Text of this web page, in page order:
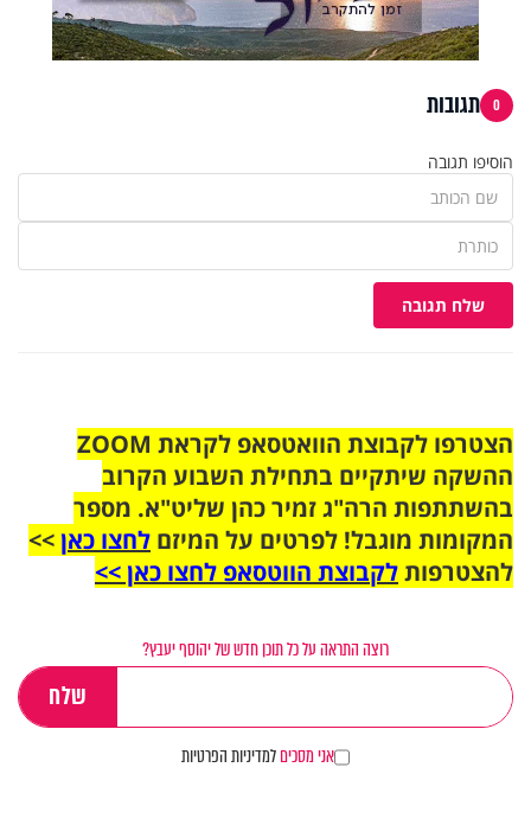
0 תגובות
הוסיפו תגובה
שלח תגובה
הצטרפו לקבוצת הוואטסאפ לקראת ZOOM
ההשקה שיתקיים בתחילת השבוע הקרוב
בהשתתפות הרה"ג זמיר כהן שליט"א. מספר
המקומות מוגבל! לפרטים על המיזם לחצו כאן>>
להצטרפותלקבוצת הווטסאפ לחצו כאן >>
רוצה התראה על כל תוכן חדש של יהוסף יעבץ?
אני מסכיםלמדיניות הפרטיות